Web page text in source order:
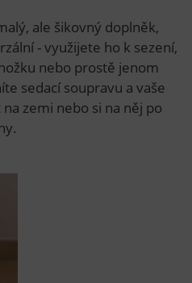
ale šikovný doplněk,
- využijete ho k sezení,
nebo prostě jenom
sedací soupravu a vaše
zemi nebo si na něj po